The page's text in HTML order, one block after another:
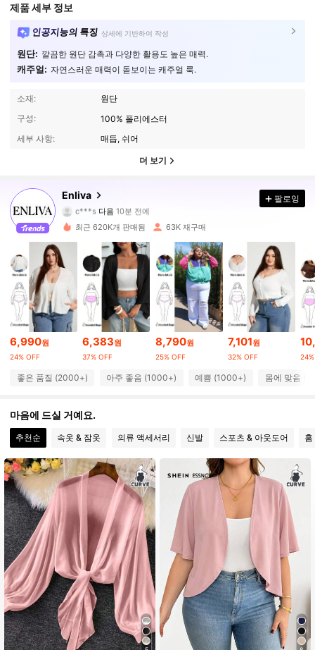
제품 세부 정보
인공지능의 특징 상세에 기반하여 작성
원단: 깔끔한 원단 감촉과 다양한 활용도 높은 매력.
캐주얼: 자연스러운 매력이 돋보이는 캐주얼 룩.
소재:
원단
구성:
100% 폴리에스터
세부 사항:
매듭, 쉬어
더 보기
Enliva
s***a 가 탐색 중입니다
4.71
107K 팔로워
4.71 107K 팔로워
4.71 107K 팔로워
4.71 107K 팔로워
4.71 107K 팔로워
4.71 107K 팔로워
4.71 107K 팔로워
4.71 107K 팔로워
4.71 107K 팔로워
팔로잉
최근 620K개 판매됨 63K 재구매
6,990원
24% OFF
6,383원
37% OFF
8,790원
25% OFF
7,101원
32% OFF
좋은 품질 (2000+) 아주 좋음 (1000+) 예쁨 (1000+) 몸에 맞음
마음에 드실 거예요.
추천순 속옷 & 잠옷 의류 액세서리 신발 스포츠 & 아웃도어 홈